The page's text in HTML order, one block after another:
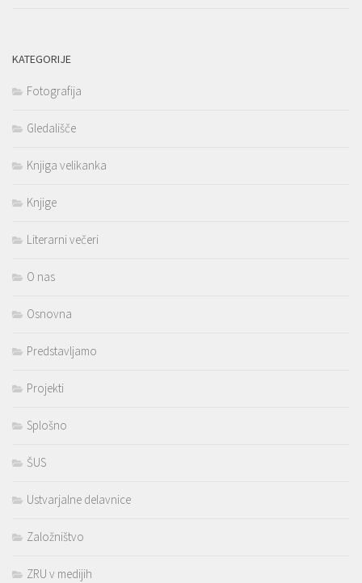
KATEGORIJE
Fotografija
Gledališče
Knjiga velikanka
Knjige
Literarni večeri
O nas
Osnovna
Predstavljamo
Projekti
Splošno
ŠUS
Ustvarjalne delavnice
Založništvo
ZRU v medijih